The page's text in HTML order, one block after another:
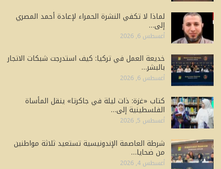
لماذا لا تكفي النشرة الحمراء لإعادة أحمد المصري
إلى…
أغسطس 6, 2026
خديعة العمل في تركيا: كيف استدرجت شبكات الاتجار
بالبشر…
أغسطس 6, 2026
كتاب «غزة: ذات ليلة في جاكرتا» ينقل المأساة
الفلسطينية إلى…
أغسطس 5, 2026
شرطة العاصمة الإندونيسية تستعيد ثلاثة مواطنين
من ضحايا…
أغسطس 4, 2026